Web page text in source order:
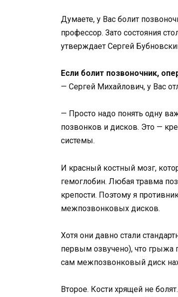
Думаете, у Вас болит
профессор. Зато состояния
утверждает Сергей
Если болит позвоночник,
— Сергей Михайлович, у Вас
— Просто надо понять одну
позвонков и дисков. Это —
системы.
И красный костный мозг,
гемоглобин. Любая травма
крепости. Поэтому я
межпозвонковых дисков.
Хотя они давно стали
первым озвучено), что грыжа
сам межпозвонковый диск
Второе. Кости хрящей не